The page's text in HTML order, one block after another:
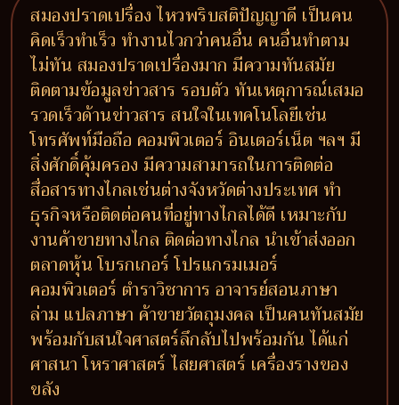
สมองปราดเปรื่อง ไหวพริบสติปัญญาดี เป็นคน
คิดเร็วทำเร็ว ทำงานไวกว่าคนอื่น คนอื่นทำตาม
ไม่ทัน สมองปราดเปรื่องมาก มีความทันสมัย
ติดตามข้อมูลข่าวสาร รอบตัว ทันเหตุการณ์เสมอ
รวดเร็วด้านข่าวสาร สนใจในเทคโนโลยีเช่น
โทรศัพท์มือถือ คอมพิวเตอร์ อินเตอร์เน็ต ฯลฯ มี
สิ่งศักดิ์คุ้มครอง มีความสามารถในการติดต่อ
สื่อสารทางไกลเช่นต่างจังหวัดต่างประเทศ ทำ
ธุรกิจหรือติดต่อคนที่อยู่ทางไกลได้ดี เหมาะกับ
งานค้าขายทางไกล ติดต่อทางไกล นำเข้าส่งออก
ตลาดหุ้น โบรกเกอร์ โปรแกรมเมอร์
คอมพิวเตอร์ ตำราวิชาการ อาจารย์สอนภาษา
ล่าม แปลภาษา ค้าขายวัตถุมงคล เป็นคนทันสมัย
พร้อมกับสนใจศาสตร์ลึกลับไปพร้อมกัน ได้แก่
ศาสนา โหราศาสตร์ ไสยศาสตร์ เครื่องรางของ
ขลัง